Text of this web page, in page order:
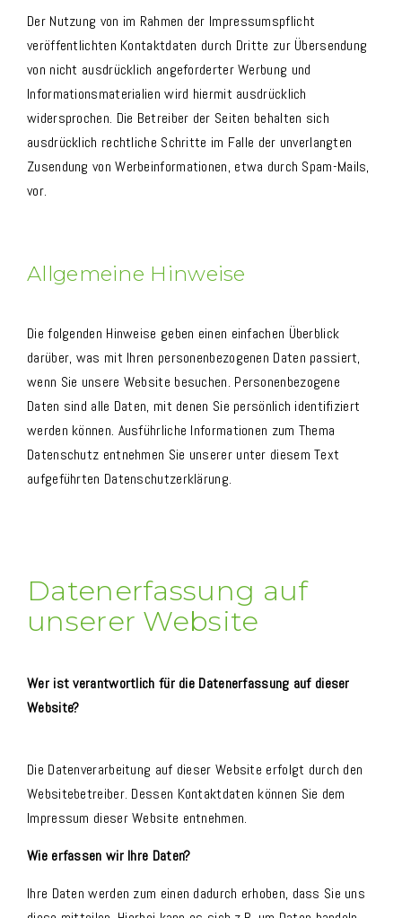
Der Nutzung von im Rahmen der Impressumspflicht
veröffentlichten Kontaktdaten durch Dritte zur Übersendung
von nicht ausdrücklich angeforderter Werbung und
Informationsmaterialien wird hiermit ausdrücklich
widersprochen. Die Betreiber der Seiten behalten sich
ausdrücklich rechtliche Schritte im Falle der unverlangten
Zusendung von Werbeinformationen, etwa durch Spam-Mails,
vor.
Allgemeine Hinweise
Die folgenden Hinweise geben einen einfachen Überblick
darüber, was mit Ihren personenbezogenen Daten passiert,
wenn Sie unsere Website besuchen. Personenbezogene
Daten sind alle Daten, mit denen Sie persönlich identifiziert
werden können. Ausführliche Informationen zum Thema
Datenschutz entnehmen Sie unserer unter diesem Text
aufgeführten Datenschutzerklärung.
Datenerfassung auf
unserer Website
Wer ist verantwortlich für die Datenerfassung auf dieser
Website?
Die Datenverarbeitung auf dieser Website erfolgt durch den
Websitebetreiber. Dessen Kontaktdaten können Sie dem
Impressum dieser Website entnehmen.
Wie erfassen wir Ihre Daten?
Ihre Daten werden zum einen dadurch erhoben, dass Sie uns